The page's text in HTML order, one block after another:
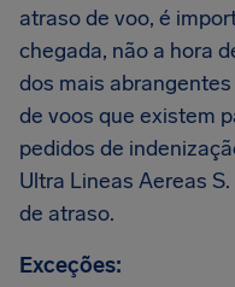
atraso de voo, é
chegada, não a hora
dos mais
de voos que existem
pedidos de
Ultra Lineas Aereas
de atraso.
Exceções: